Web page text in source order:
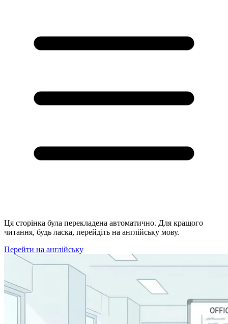
Ця сторінка була перекладена автоматично. Для кращого
читання, будь ласка, перейдіть на англійську мову.
Перейти на англійську